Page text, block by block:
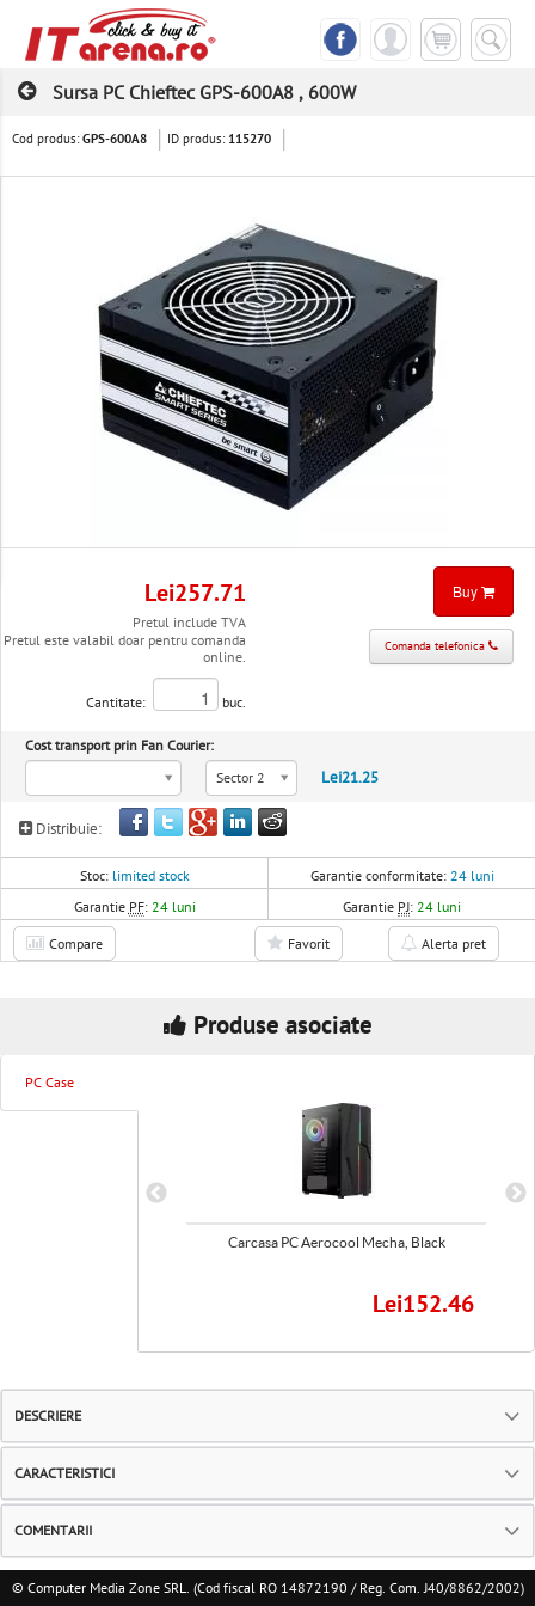
Sursa PC Chieftec GPS-600A8 , 600W
Cod produs:GPS-600A8 ID produs: 115270
Lei257.71
Pretul include TVA
Pretul este valabil doar pentru comanda
online.
Cantitate: buc.
Buy
Comanda telefonica
Cost transport prin Fan Courier:
Sector 2
Lei21.25
Distribuie:
Stoc: limited stock Garantie conformitate: 24 luni
Garantie PF: 24 luni Garantie PJ:24 luni
Compare Favorit Alerta pret
Produse asociate
PC Case
Carcasa PC Aerocool Mecha, Black
Lei152.46
DESCRIERE
CARACTERISTICI
COMENTARII
© Computer Media Zone SRL. (Cod fiscal RO 14872190 / Reg. Com. J40/8862/2002)